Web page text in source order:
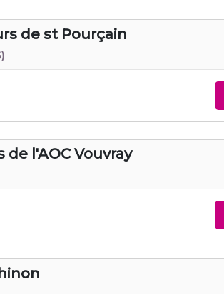
de st Pourçain
l'AOC Vouvray